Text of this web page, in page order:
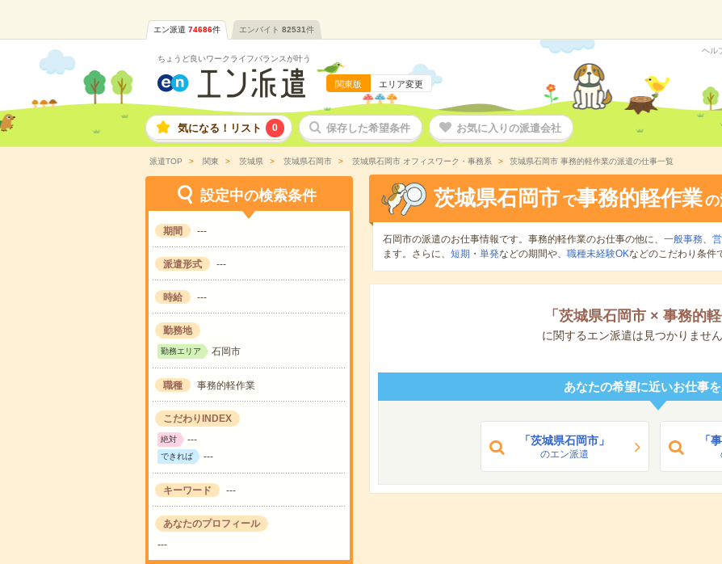
エン派遣 74686件 エンバイト 82531件
ちょうど良いワークライフバランスが叶う
関東版 エリア変更
ヘル
気になる！リスト 0 保存した希望条件 お気に入りの派遣会社
派遣TOP 関東 茨城県 茨城県石岡市 茨城県石岡市 オフィスワーク・事務系 茨城県石岡市 事務的軽作業の派遣の仕事一覧
設定中の検索条件
期間 ---
派遣形式 ---
時給 ---
勤務地
勤務エリア 石岡市
職種 事務的軽作業
こだわりINDEX
絶対 ---
できれば ---
キーワード ---
あなたのプロフィール
---
茨城県石岡市 で事務的軽作業
石岡市の派遣のお仕事情報です。事務的軽作業のお仕事の他に、 一般事務、
ます。さらに、 短期 ・ 単発などの期間や、 職種未経験OKなどのこだわり条件
「 茨城県石岡市 × 事務的
に関するエン派遣は見つかりません
あなたの希望に近いお仕事
「茨城県石岡市」
のエン派遣
「